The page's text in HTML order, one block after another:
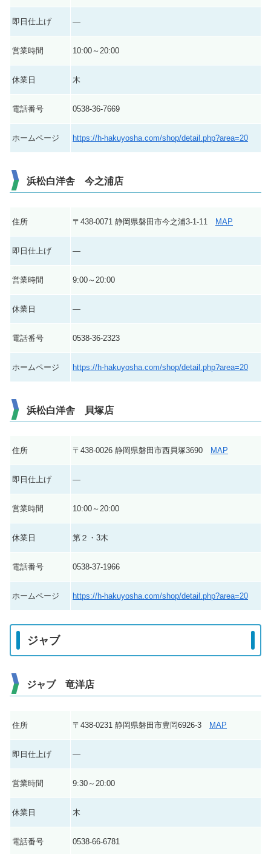
即日仕上げ ―
営業時間 10:00～20:00
休業日 木
電話番号 0538-36-7669
ホームページ https://h-hakuyosha.com/shop/detail.php?area=20
浜松白洋舎 今之浦店
住所 〒438-0071 静岡県磐田市今之浦3-1-11 MAP
即日仕上げ ―
営業時間 9:00～20:00
休業日 ―
電話番号 0538-36-2323
ホームページ https://h-hakuyosha.com/shop/detail.php?area=20
浜松白洋舎 貝塚店
住所 〒438-0026 静岡県磐田市西貝塚3690 MAP
即日仕上げ ―
営業時間 10:00～20:00
休業日 第２・3木
電話番号 0538-37-1966
ホームページ https://h-hakuyosha.com/shop/detail.php?area=20
ジャブ
ジャブ 竜洋店
住所 〒438-0231 静岡県磐田市豊岡6926-3 MAP
即日仕上げ ―
営業時間 9:30～20:00
休業日 木
電話番号 0538-66-6781